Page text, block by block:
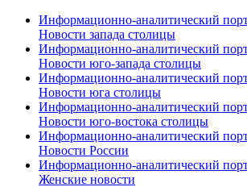
Информационно-аналитический
Новости запада столицы
Информационно-аналитический
Новости юго-запада столицы
Информационно-аналитический
Новости юга столицы
Информационно-аналитический
Новости юго-востока столицы
Информационно-аналитический
Новости России
Информационно-аналитический
Женские новости